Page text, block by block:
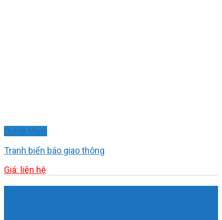
Tranh biển báo giao thông
Giá: liên hệ